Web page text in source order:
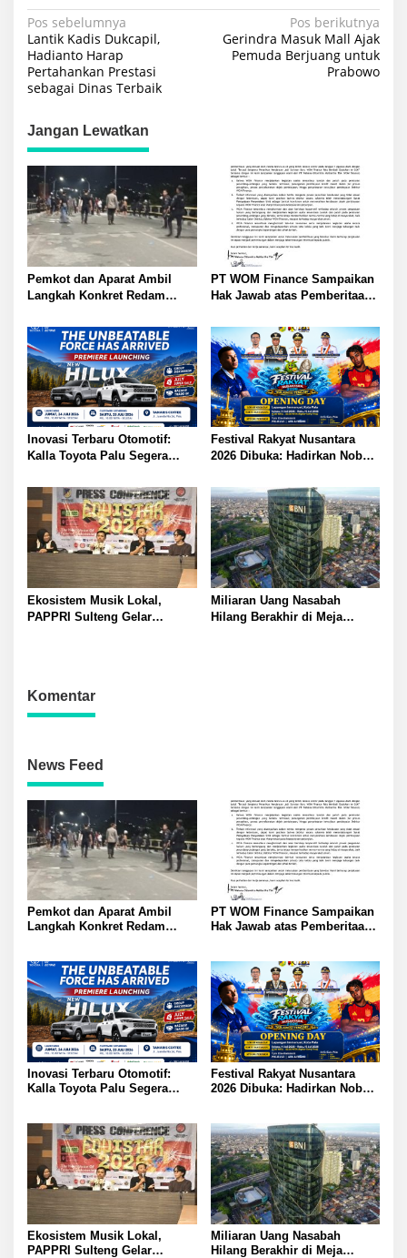
Navigasi
pos
Pos sebelumnya
Lantik Kadis Dukcapil,
Hadianto Harap
Pertahankan Prestasi
sebagai Dinas Terbaik
Pos berikutnya
Gerindra Masuk Mall Ajak
Pemuda Berjuang untuk
Prabowo
Jangan Lewatkan
Pemkot dan Aparat Ambil
Langkah Konkret Redam
Pemuda Sampaikan Pesan
Sejuk Kutip Kitab Suci Quran
PT WOM Finance Sampaikan
Hak Jawab atas Pemberitaan
Penarikan Kendaraan Sesuai
Ketentuan
Inovasi Terbaru Otomotif:
Kalla Toyota Palu Segera
Cabin
Festival Rakyat Nusantara
2026 Dibuka: Hadirkan Nobar
Hiburan Meriah di Palu
Ekosistem Musik Lokal,
PAPPRI Sulteng Gelar
Miliaran Uang Nasabah
Hilang Berakhir di Meja
Komentar
News Feed
Pemkot dan Aparat Ambil
Langkah Konkret Redam
Sejuk Kutip Kitab Suci Quran
PT WOM Finance Sampaikan
Hak Jawab atas Pemberitaan
Ketentuan
Inovasi Terbaru Otomotif:
Kalla Toyota Palu Segera
Festival Rakyat Nusantara
2026 Dibuka: Hadirkan Nobar
Ekosistem Musik Lokal,
PAPPRI Sulteng Gelar
Miliaran Uang Nasabah
Hilang Berakhir di Meja